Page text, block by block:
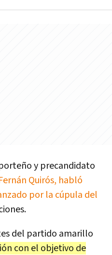
y precandidato
Quirós, habló
por la cúpula del
del partido amarillo
con el objetivo de